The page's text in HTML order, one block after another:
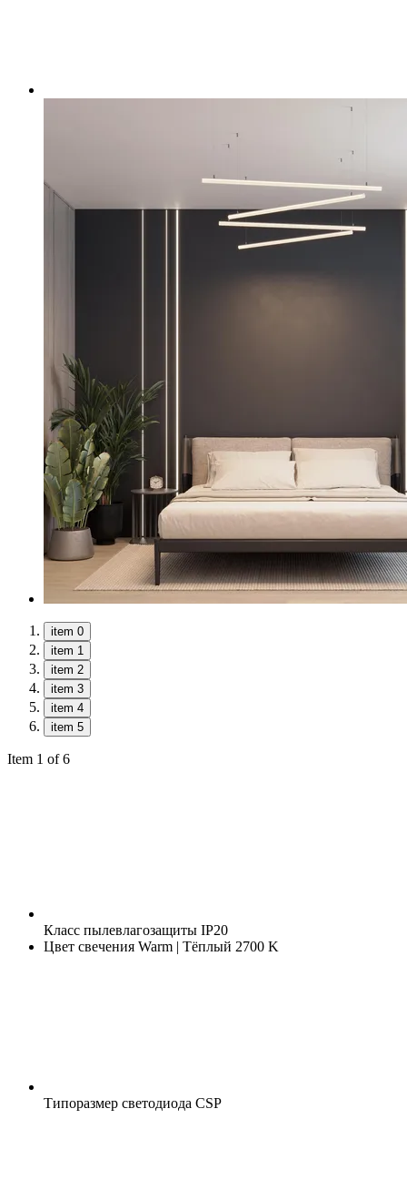
item 0
item 1
item 2
item 3
item 4
item 5
Item 1 of 6
Класс пылевлагозащиты IP20
Цвет свечения Warm | Тёплый 2700 K
Типоразмер светодиода CSP